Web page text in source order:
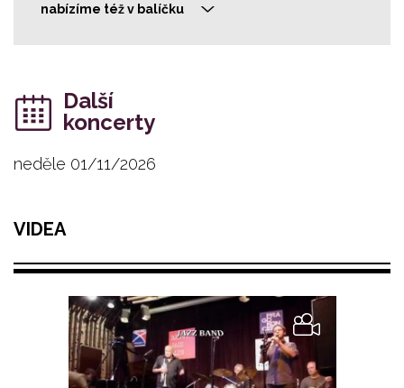
nabízíme též v balíčku >
Další
koncerty
neděle 01/11/2026
VIDEA